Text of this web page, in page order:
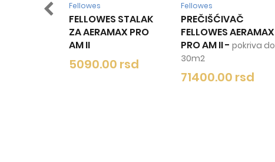
STALAK
Fellowes
PREČIŠĆIVAČ
FELLOWES AERAMAX
PRO AM II
30m2
Fellowes
PREČIŠĆIVAČ
FELLOWES
PRO AM III-pokriva
do 65m2
91600.00 rsd